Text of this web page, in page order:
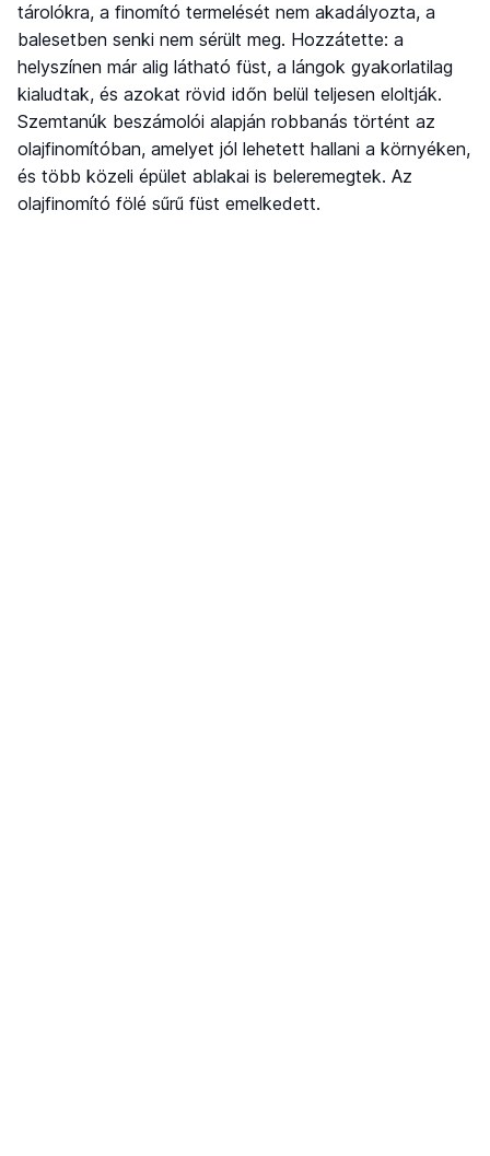
tárolókra, a finomító termelését nem akadályozta, a
balesetben senki nem sérült meg. Hozzátette: a
helyszínen már alig látható füst, a lángok gyakorlatilag
kialudtak, és azokat rövid időn belül teljesen eloltják.
Szemtanúk beszámolói alapján robbanás történt az
olajfinomítóban, amelyet jól lehetett hallani a környéken,
és több közeli épület ablakai is beleremegtek. Az
olajfinomító fölé sűrű füst emelkedett.